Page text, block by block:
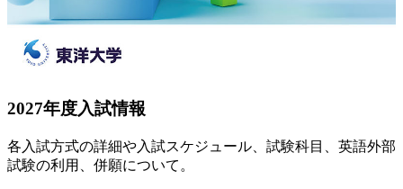
2027年度入試情報
各入試方式の詳細や入試スケジュール、試験科目、英語外部
試験の利用、併願について。